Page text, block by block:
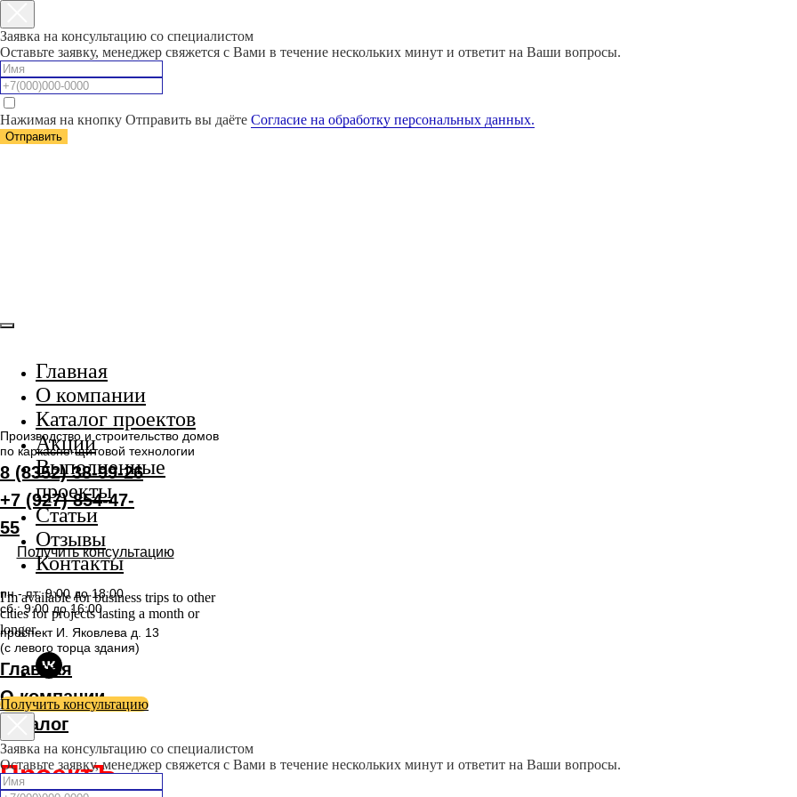
Заявка на консультацию со специалистом
Оставьте заявку, менеджер свяжется с Вами в течение нескольких минут и ответит на Ваши вопросы.
Нажимая на кнопку Отправить вы даёте Согласие на обработку персональных данных.
Отправить
Производство и строительство домов
по каркасно-щитовой технологии
8 (8352) 38-99-26
+7 (927) 854-47-
55
Получить консультацию
пн - пт: 9:00 до 18:00
сб.: 9:00 до 16:00
проспект И. Яковлева д. 13
(с левого торца здания)
Главная
О компании
Каталог
ПроектЪ
Главная
О компании
Каталог проектов
Акции
Выполненные
проекты
Статьи
Отзывы
Контакты
I'm available for business trips to other
cities for projects lasting a month or
longer.
Получить консультацию
Заявка на консультацию со специалистом
Оставьте заявку, менеджер свяжется с Вами в течение нескольких минут и ответит на Ваши вопросы.